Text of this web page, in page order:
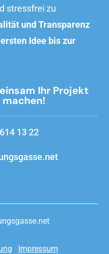
stressfrei zu
und Transparenz
Idee bis zur
Ihr Projekt
13 22
Impressum